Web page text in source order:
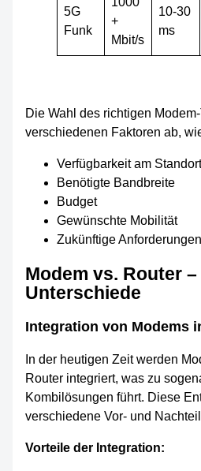
5G
Funk
+
Mbit/s
10-30
ms
Die Wahl des richtigen
verschiedenen Faktoren ab,
Verfügbarkeit am Standort
Benötigte Bandbreite
Budget
Gewünschte Mobilität
Zukünftige Anforderungen
Modem vs. Router
Unterschiede
Integration von Modems
In der heutigen Zeit werden
Router integriert, was zu
Kombilösungen führt. Diese
verschiedene Vor- und
Vorteile der Integration: